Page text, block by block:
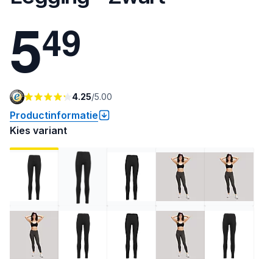
549
4.25/5.00
Productinformatie
Kies variant